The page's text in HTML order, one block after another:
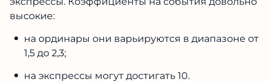
высокие:
на ординары они варьируются в диапазоне от
1,5 до 2,3;
на экспрессы могут достигать 10.